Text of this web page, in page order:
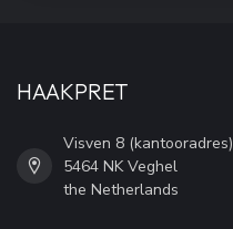
HAAKPRET
Visven 8 (kantooradres)
5464 NK Veghel
the Netherlands